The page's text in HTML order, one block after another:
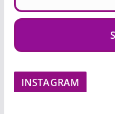
INSTAGRAM